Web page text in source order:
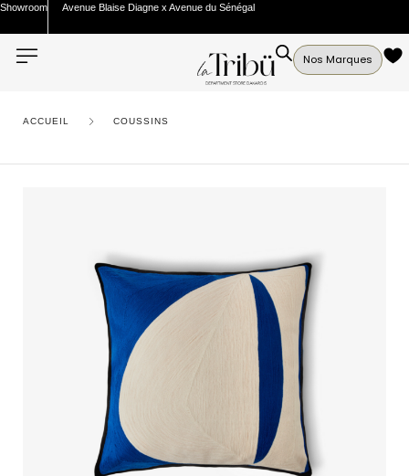
Showroom Avenue Blaise Diagne x Avenue du Sénégal
Nos Marques
ACCUEIL COUSSINS